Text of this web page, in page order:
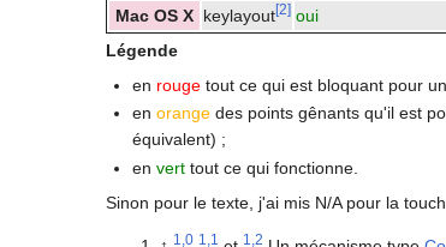
Mac OS X keylayout[2] oui
Légende
en rouge tout ce qui est bloquant pour
enorange des points gênants qu'il est
équivalent) ;
envert tout ce qui fonctionne.
Sinon pour le texte, j'ai mis N/A pour la
1,0 1,1 1,2